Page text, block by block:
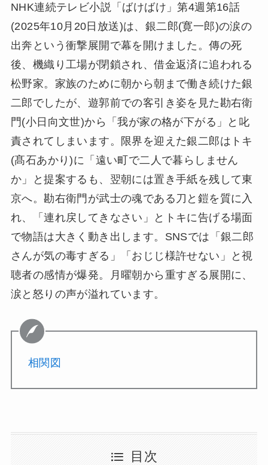
NHK連続テレビ小説「ばけばけ」第4週第16話
(2025年10月20日放送)は、銀二郎(寛一郎)の涙の
出奔という衝撃展開で幕を開けました。傳の死
後、機織り工場が閉鎖され、借金返済に追われる
松野家。家族のために朝から朝まで働き続けた銀
二郎でしたが、遊郭前での客引き姿を見た勘右衛
門(小日向文世)から「我が家の格が下がる」と叱
責されてしまいます。限界を迎えた銀二郎はトキ
(髙石あかり)に「遠い町で二人で暮らしません
か」と提案するも、翌朝には置き手紙を残して東
京へ。勘右衛門が武士の魂である刀と鎧を質に入
れ、「連れ戻してきなさい」とトキに告げる場面
で物語は大きく動き出します。SNSでは「銀二郎
さんが気の毒すぎる」「おじじ様許せない」と視
聴者の感情が爆発。月曜朝から重すぎる展開に、
涙と怒りの声が溢れています。
相関図
目次